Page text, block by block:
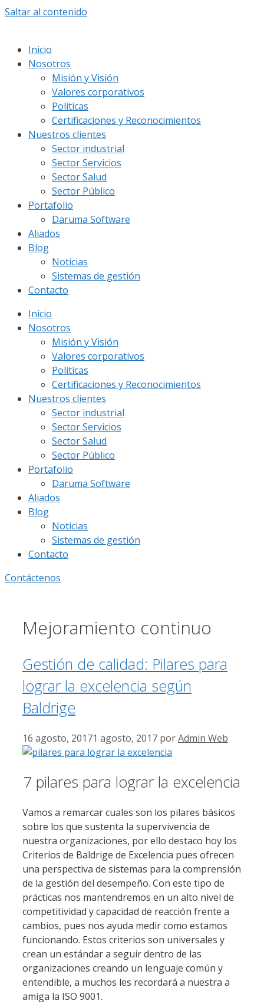
Saltar al contenido
Inicio
Nosotros
Misión y Visión
Valores corporativos
Politicas
Certificaciones y Reconocimientos
Nuestros clientes
Sector industrial
Sector Servicios
Sector Salud
Sector Público
Portafolio
Daruma Software
Aliados
Blog
Noticias
Sistemas de gestión
Contacto
Inicio
Nosotros
Misión y Visión
Valores corporativos
Politicas
Certificaciones y Reconocimientos
Nuestros clientes
Sector industrial
Sector Servicios
Sector Salud
Sector Público
Portafolio
Daruma Software
Aliados
Blog
Noticias
Sistemas de gestión
Contacto
Contáctenos
Mejoramiento continuo
Gestión de calidad: Pilares para
lograr la excelencia según
Baldrige
16 agosto, 20171 agosto, 2017 porAdmin Web
7 pilares para lograr la excelencia
Vamos a remarcar cuales son los pilares básicos
sobre los que sustenta la supervivencia de
nuestra organizaciones, por ello destaco hoy los
Criterios de Baldrige de Excelencia pues ofrecen
una perspectiva de sistemas para la comprensión
de la gestión del desempeño. Con este tipo de
prácticas nos mantendremos en un alto nivel de
competitividad y capacidad de reacción frente a
cambios, pues nos ayuda medir como estamos
funcionando. Estos criterios son universales y
crean un estándar a seguir dentro de las
organizaciones creando un lenguaje común y
entendible, a muchos les recordará a nuestra a
amiga la ISO 9001.